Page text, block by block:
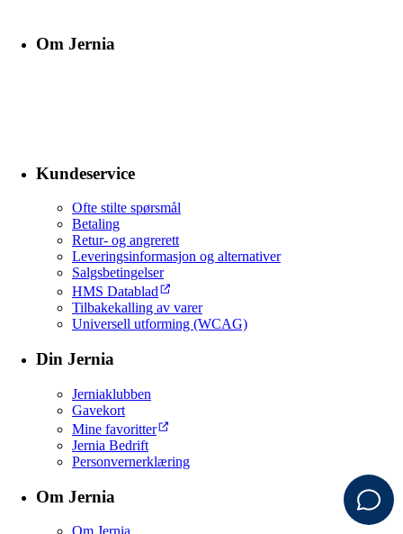
Om Jernia
Kundeservice
Ofte stilte spørsmål
Betaling
Retur- og angrerett
Leveringsinformasjon og alternativer
Salgsbetingelser
HMS Datablad
Tilbakekalling av varer
Universell utforming (WCAG)
Din Jernia
Jerniaklubben
Gavekort
Mine favoritter
Jernia Bedrift
Personvernerklæring
Om Jernia